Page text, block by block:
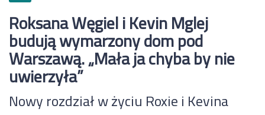
Roksana Węgiel i Kevin Mglej
budują wymarzony dom pod
Warszawą. „Mała ja chyba by nie
uwierzyła”
Nowy rozdział w życiu Roxie i Kevina